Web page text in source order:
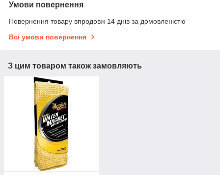
Умови повернення
Повернення товару впродовж 14 днів за домовленістю
Всі умови повернення
З цим товаром також замовляють